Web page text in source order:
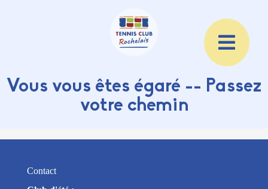
Vous vous êtes égaré -- Passez
votre chemin
Contact